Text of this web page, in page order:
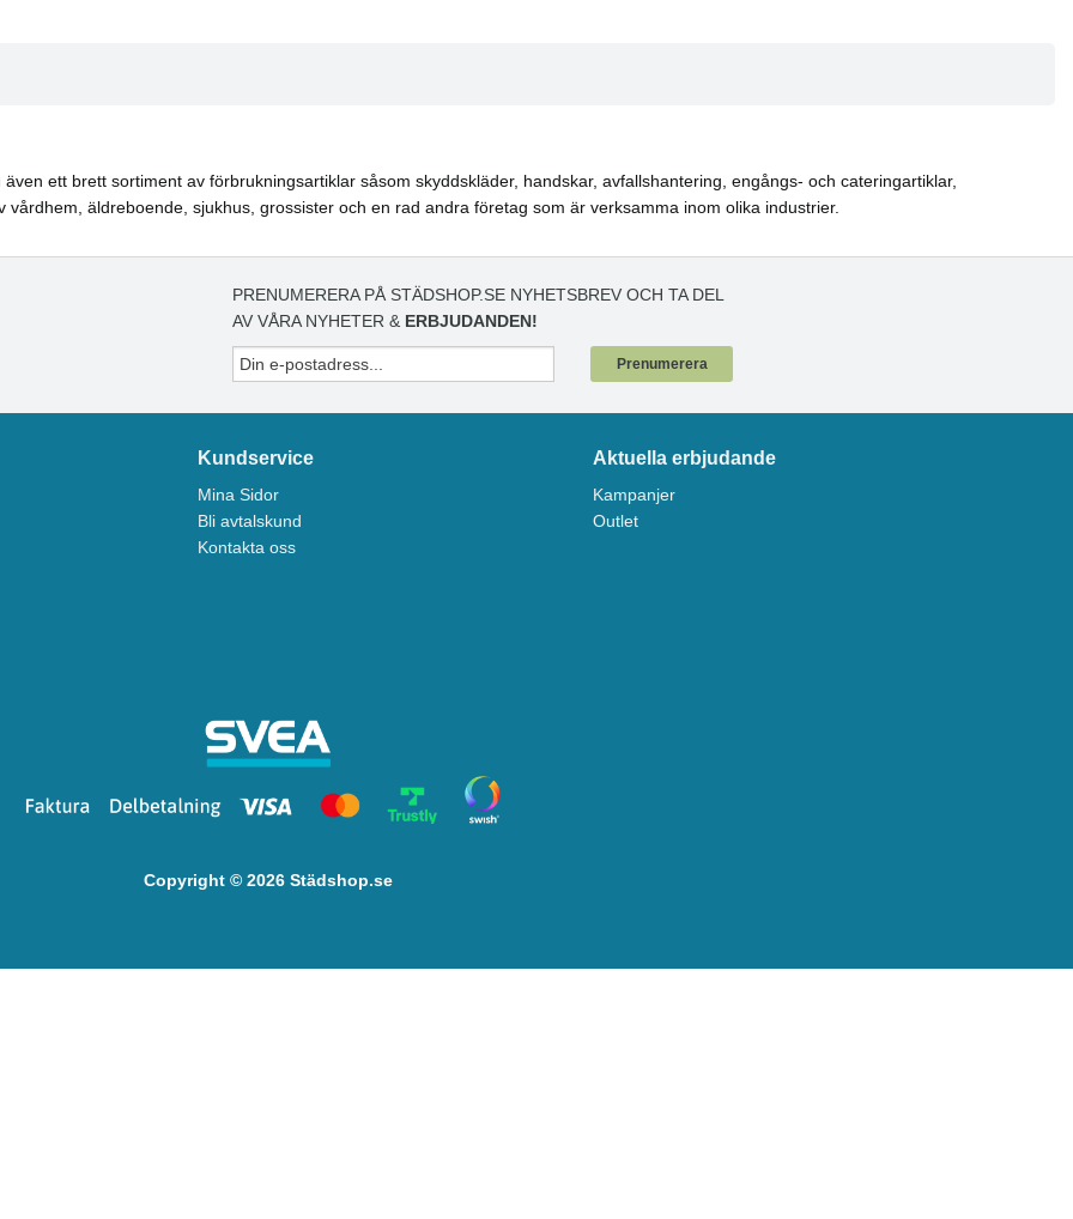
ett brett sortiment av förbrukningsartiklar såsom skyddskläder, handskar, avfallshantering, engångs- och cateringartiklar,
äldreboende, sjukhus, grossister och en rad andra företag som är verksamma inom olika industrier.
PRENUMERERA PÅ STÄDSHOP.SE NYHETSBREV OCH TA DEL
AV VÅRA NYHETER & ERBJUDANDEN!
Prenumerera
Kundservice
Mina Sidor
Bli avtalskund
Kontakta oss
Aktuella erbjudande
Kampanjer
Outlet
Copyright © 2026 Städshop.se